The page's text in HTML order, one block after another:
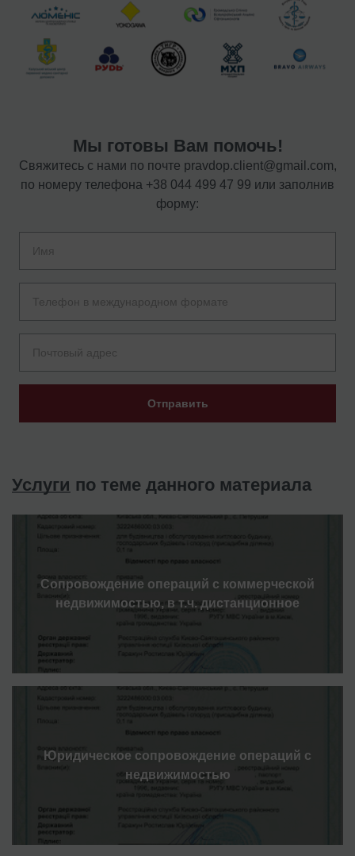
Мы готовы Вам помочь!
Свяжитесь с нами по почте pravdop.client@gmail.com,
по номеру телефона +38 044 499 47 99 или заполнив
форму:
Отправить
Услуги по теме данного материала
Сопровождение операций с коммерческой
недвижимостью, в т.ч. дистанционное
Юридическое сопровождение операций с
недвижимостью